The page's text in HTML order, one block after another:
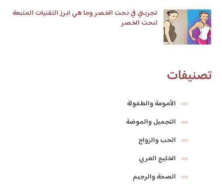
تجربتي في نحت الخصر وما هي ابرز التقنيات المتبعة
لنحت الخصر
تصنيفات
الأمومة والطفولة
التجميل والموضة
الحب والزواج
الخليج العربي
الصحة والرجيم